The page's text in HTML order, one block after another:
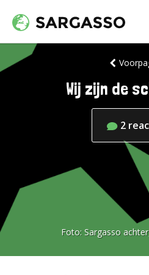
Wij zijn de
2
Foto: Sargasso